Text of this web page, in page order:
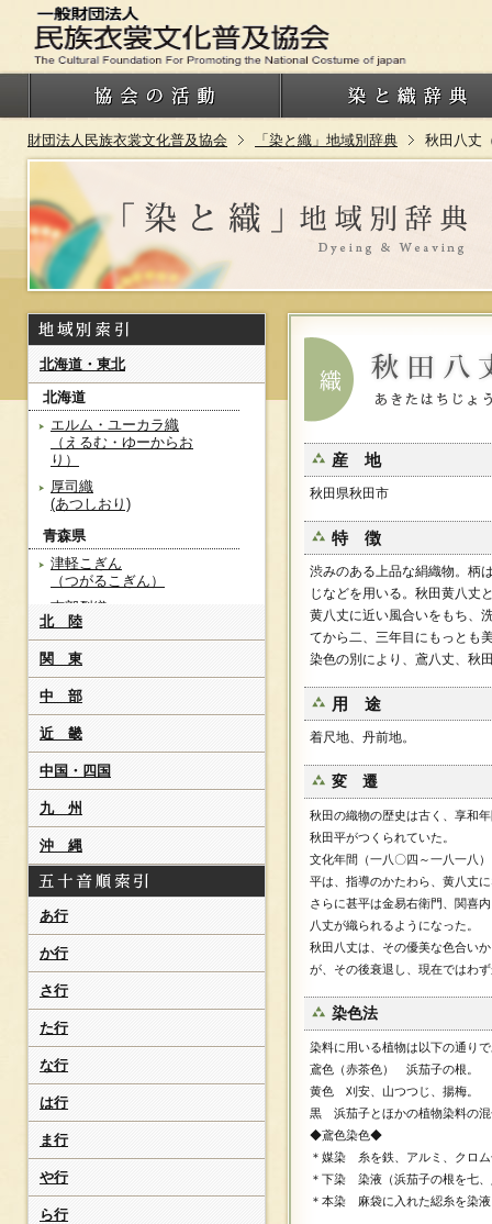
財団法人民族衣裳文化普及協会 「染と織」地域別辞典 秋田八丈
産 地
秋田県秋田市
特 徴
渋みのある上品な絹織物。柄
じなどを用いる。秋田黄八丈
黄八丈に近い風合いをもち、
てから二、三年目にもっとも
染色の別により、鳶八丈、秋
用 途
着尺地、丹前地。
変 遷
秋田の織物の歴史は古く、享和
秋田平がつくられていた。
文化年間（一八〇四～一八一八
平は、指導のかたわら、黄八丈
さらに甚平は金易右衛門、関喜
八丈が織られるようになった。
秋田八丈は、その優美な色合い
が、その後衰退し、現在ではわ
染色法
染料に用いる植物は以下の通り
鳶色（赤茶色） 浜茄子の根。
黄色 刈安、山つつじ、揚梅。
黒 浜茄子とほかの植物染料の混
◆鳶色染色◆
＊媒染 糸を鉄、アルミ、クロ
＊下染 染液（浜茄子の根を七
＊本染 麻袋に入れた綛糸を染
北海道・東北
北海道
エルム・ユーカラ織
（えるむ・ゆーからお
り）
厚司織
(あつしおり)
青森県
津軽こぎん
（つがるこぎん）
南部裂織
(なんぶさきおり)
秋田県
亀田ぜんまい織
(かめだぜんまいおり)
秋田八丈
(あきたはちじょう)
鹿角茜染[紫根染]
（かづのあかねぞめ）
紫根染[鹿角茜染]
山形県
白鷹お召し
（しらたかおめし）
紅花紬
（べにばなつむぎ）
長井紬[米琉]
（ながいつむぎ）
米琉[長井紬]
（よねりゅう）
岩手県
茜染[南部紫紺染]
（あかねぞめ）
岩手ホームスパン
（いわてほーむすぱん）
南部紫紺染[茜染]
（なんぶしこんぞめ）
北 陸
関 東
中 部
近 畿
中国・四国
九 州
沖 縄
あ行
か行
さ行
た行
な行
は行
ま行
や行
ら行